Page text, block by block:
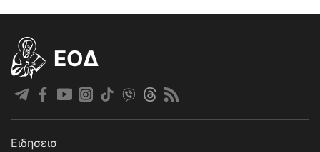
EOΔ
Ειδησεισ